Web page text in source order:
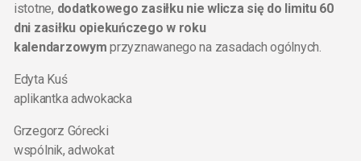
istotne, dodatkowego zasiłku nie wlicza się do limitu 60
dni zasiłku opiekuńczego w roku
kalendarzowym przyznawanego na zasadach ogólnych.
Edyta Kuś
aplikantka adwokacka
Grzegorz Górecki
wspólnik, adwokat